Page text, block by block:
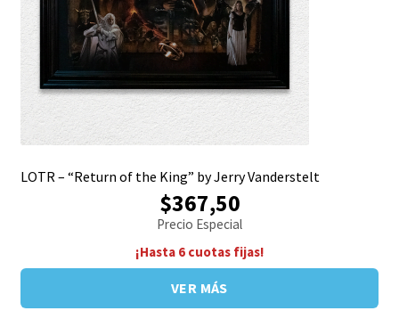
LOTR – “Return of the King” by Jerry Vanderstelt
$367,50
Precio Especial
¡Hasta 6 cuotas fijas!
VER MÁS